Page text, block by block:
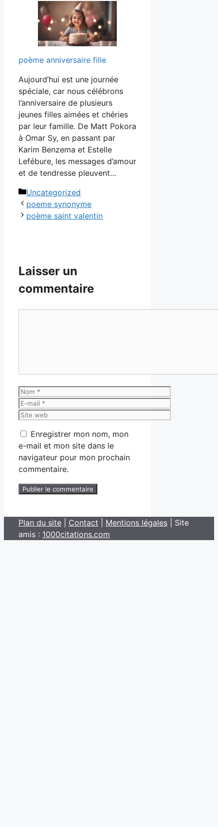
poème anniversaire fille
Aujourd’hui est une journée
spéciale, car nous célébrons
l’anniversaire de plusieurs
jeunes filles aimées et chéries
par leur famille. De Matt Pokora
à Omar Sy, en passant par
Karim Benzema et Estelle
Lefébure, les messages d’amour
et de tendresse pleuvent…
Catégories
Uncategorized
poeme synonyme
poème saint valentin
Laisser un
commentaire
Nom
E-
mail
Site
Enregistrer mon nom, mon
e-mail et mon site dans le
navigateur pour mon prochain
commentaire.
Plan du site Contact Mentions légales | Site
amis : 1000citations.com